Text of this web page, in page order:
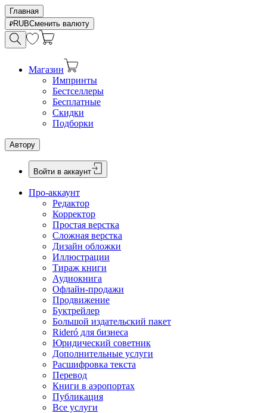
Главная
RUBСменить валюту
Магазин
Импринты
Бестселлеры
Бесплатные
Скидки
Подборки
Автору
Войти в аккаунт
Про-аккаунт
Редактор
Корректор
Простая верстка
Сложная верстка
Дизайн обложки
Иллюстрации
Тираж книги
Аудиокнига
Офлайн-продажи
Продвижение
Буктрейлер
Большой издательский пакет
Rideró для бизнеса
Юридический советник
Дополнительные услуги
Расшифровка текста
Перевод
Книги в аэропортах
Публикация
Все услуги